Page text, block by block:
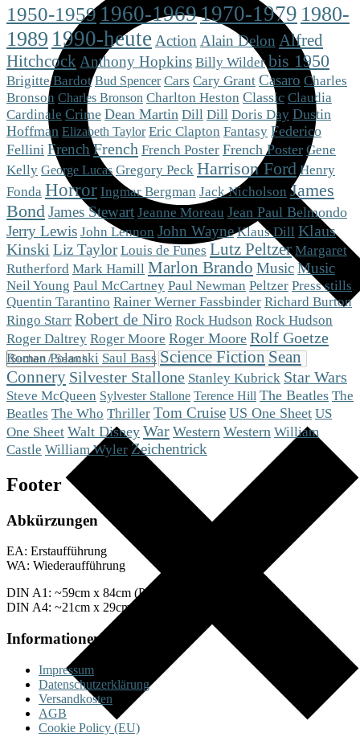
1950-1959 1960-19691970-1979 1980-
1989 1990-heute Action Alain Delon Alfred
Hitchcock Anthony Hopkins Billy Wilder bis 1950
Brigitte Bardot Bud Spencer Cars Cary Grant Casaro Charles
Bronson Charles Bronson Charlton Heston Classic Claudia
Cardinale Crime Dean Martin Dill Dill Doris Day Dustin
Hoffman Elizabeth Taylor Eric Clapton Fantasy Federico
Fellini French French French Poster French Poster Gene
Kelly George Lucas Gregory Peck Harrison Ford Henry
Fonda Horror Ingmar Bergman Jack Nicholson James
Bond James Stewart Jeanne Moreau Jean Paul Belmondo
Jerry Lewis John Lennon John Wayne Klaus Dill Klaus
Kinski Liz Taylor Louis de Funes Lutz Peltzer Margaret
Rutherford Mark Hamill Marlon Brando MusicMusic
Neil Young Paul McCartney Paul Newman Peltzer Press stills
Quentin Tarantino Rainer Werner Fassbinder Richard Burton
Ringo Starr Robert de Niro Rock Hudson Rock Hudson
Roger Daltrey Roger Moore Roger Moore Rolf Goetze
Roman Polanski Saul Bass Science FictionSean
Connery Silvester Stallone Stanley Kubrick Star Wars
Steve McQueen Sylvester Stallone Terence Hill The Beatles The
Beatles The Who Thriller Tom Cruise US One Sheet US
One Sheet Walt Disney War Western Western William
Castle William Wyler Zeichentrick
Footer
Abkürzungen
EA: Erstaufführung
WA: Wiederaufführung
DIN A1: ~59cm x 84cm (Plakate)
DIN A4: ~21cm x 29cm (Fotos)
Informationen
Impressum
Datenschutzerklärung
Versandkosten
AGB
Cookie Policy (EU)